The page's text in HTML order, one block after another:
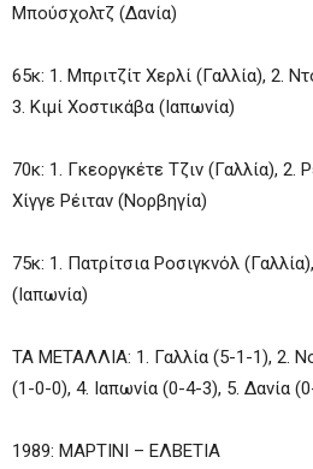
Μπούσχολτζ (Δανία)
65κ: 1. Μπριτζίτ Χερλί (Γαλλία), 2.
3. Κιμί Χοστικάβα (Ιαπωνία)
70κ: 1. Γκεοργκέτε Τζιν (Γαλλία), 2.
Χίγγε Ρέιταν (Νορβηγία)
75κ: 1. Πατρίτσια Ροσιγκνόλ
(Ιαπωνία)
ΤΑ ΜΕΤΑΛΛΙΑ: 1. Γαλλία (5-1-1), 2.
(1-0-0), 4. Ιαπωνία (0-4-3), 5. Δανία
1989: ΜΑΡΤΙΝΙ – ΕΛΒΕΤΙΑ